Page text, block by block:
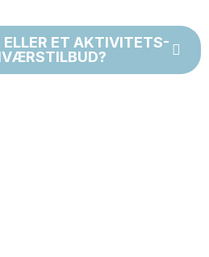
ELLER ET AKTIVITETS-